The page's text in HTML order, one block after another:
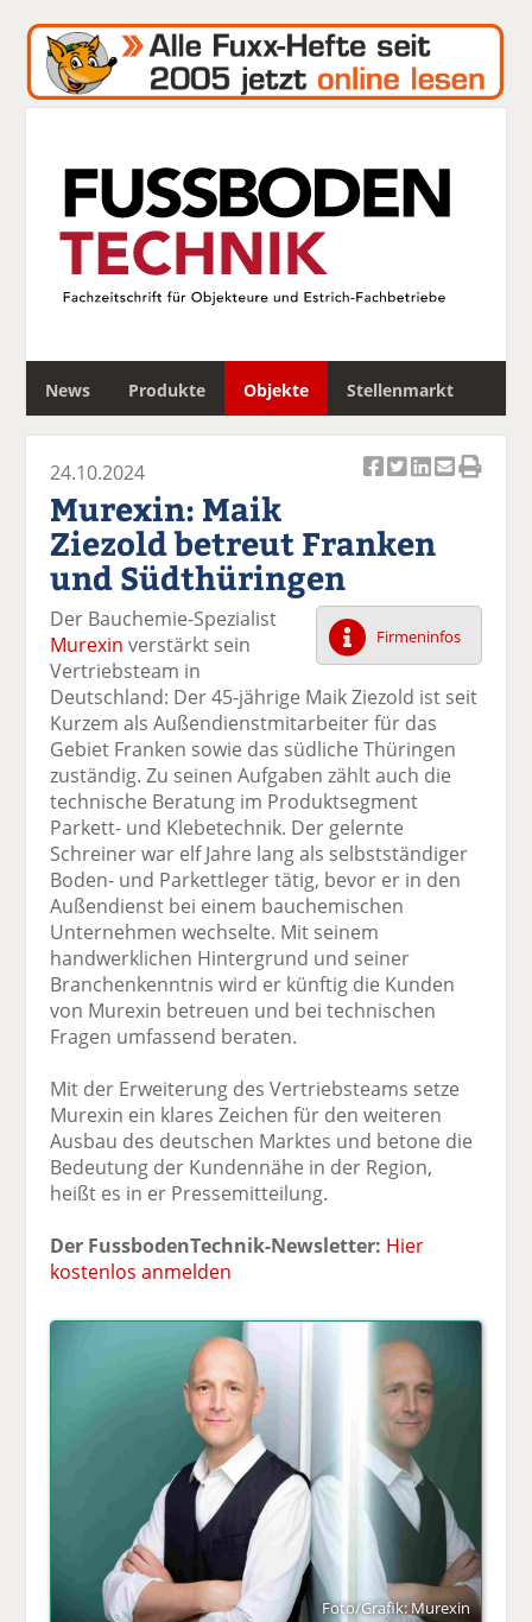
News Produkte Objekte Stellenmarkt
c
k
uf
F
ac
e
b
o
o
k
te
il
e
n
k
wi
tt
er
n
k
uf
Li
n
k
e
di
n
te
e
n
k
er
E
m
ai
l
v
er
d
e
ck
e
n
24.10.2024
Murexin: Maik
Ziezold betreut Franken
und Südthüringen
Firmeninfos
Der Bauchemie-Spezialist
Murexin verstärkt sein
Vertriebsteam in
Deutschland: Der 45-jährige Maik Ziezold ist seit
Kurzem als Außendienstmitarbeiter für das
Gebiet Franken sowie das südliche Thüringen
zuständig. Zu seinen Aufgaben zählt auch die
technische Beratung im Produktsegment
Parkett- und Klebetechnik. Der gelernte
Schreiner war elf Jahre lang als selbstständiger
Boden- und Parkettleger tätig, bevor er in den
Außendienst bei einem bauchemischen
Unternehmen wechselte. Mit seinem
handwerklichen Hintergrund und seiner
Branchenkenntnis wird er künftig die Kunden
von Murexin betreuen und bei technischen
Fragen umfassend beraten.
Mit der Erweiterung des Vertriebsteams setze
Murexin ein klares Zeichen für den weiteren
Ausbau des deutschen Marktes und betone die
Bedeutung der Kundennähe in der Region,
heißt es in er Pressemitteilung.
Der FussbodenTechnik-Newsletter: Hier
kostenlos anmelden
Foto/Grafik: Murexin